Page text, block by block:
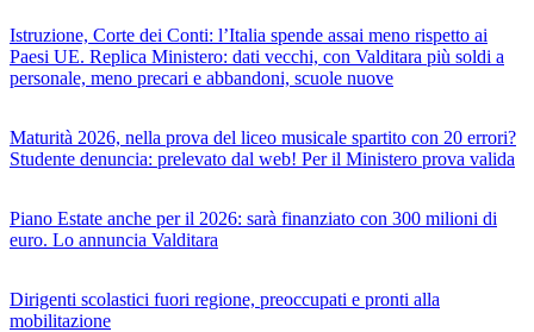
Istruzione, Corte dei Conti: l’Italia spende assai meno rispetto ai
Paesi UE. Replica Ministero: dati vecchi, con Valditara più soldi a
personale, meno precari e abbandoni, scuole nuove
Maturità 2026, nella prova del liceo musicale spartito con 20 errori?
Studente denuncia: prelevato dal web! Per il Ministero prova valida
Piano Estate anche per il 2026: sarà finanziato con 300 milioni di
euro. Lo annuncia Valditara
Dirigenti scolastici fuori regione, preoccupati e pronti alla
mobilitazione